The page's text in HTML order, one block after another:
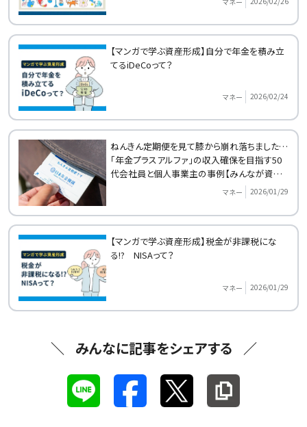
【マンガで学ぶ資産形成】自分で年金を積み立
てるiDeCoって？
マネー 2026/02/24
ねんきん定期便を見て膝から崩れ落ちました…
「年金プラスアルファ」の収入確保を目指す50
代会社員と個人事業主の事例【みんなが資産
マネー 2026/01/29
【マンガで学ぶ資産形成】税金が非課税にな
る!? NISAって？
マネー 2026/01/29
みんなに記事をシェアする